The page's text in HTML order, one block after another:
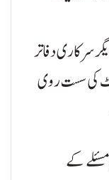
سرکاری دفاتر
کی سست روی
کے